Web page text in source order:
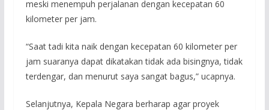
meski menempuh perjalanan dengan kecepatan 60
kilometer per jam.
“Saat tadi kita naik dengan kecepatan 60 kilometer per
jam suaranya dapat dikatakan tidak ada bisingnya, tidak
terdengar, dan menurut saya sangat bagus,” ucapnya.
Selanjutnya, Kepala Negara berharap agar proyek